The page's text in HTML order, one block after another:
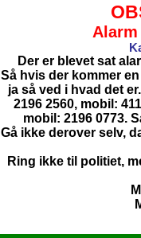
Der er blevet sat
Så hvis der kommer
ja så ved i hvad det
2196 2560, mobil:
mobil: 2196 0773.
Gå ikke derover selv,
Ring ikke til politiet,